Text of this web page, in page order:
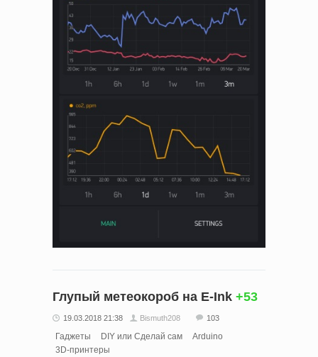
Глупый метеокороб на E-Ink +53
19.03.2018 21:38 Bismuth208 103
Гаджеты DIY или Сделай сам
Arduino
3D-принтеры